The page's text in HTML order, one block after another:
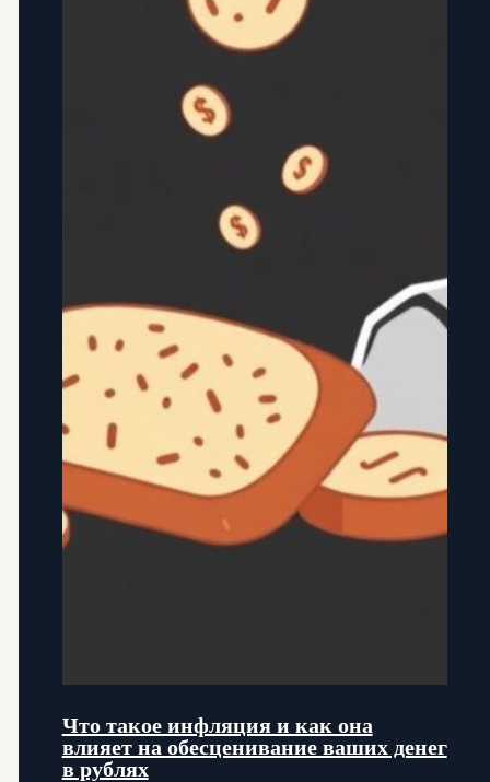
Что такое инфляция и как она
влияет на обесценивание ваших денег
в рублях